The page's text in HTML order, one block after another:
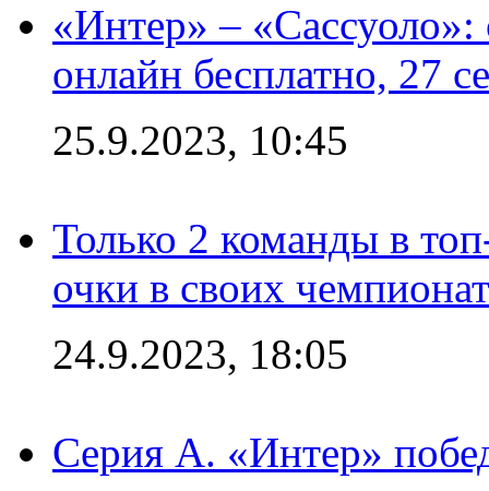
«Интер» –
онлайн бесплатно, 27
25.9.2023, 10:45
Только 2 команды в
очки в своих
24.9.2023, 18:05
Серия А. «Интер»